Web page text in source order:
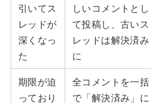
引いてス
レッドが
深くなっ
た
しいコメントとし
て投稿し、古いス
レッドは解決済み
に
期限が迫
っており
全コメントを一括
で「解決済み」に